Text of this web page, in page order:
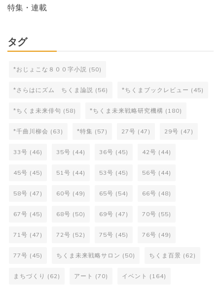
特集・連載
タグ
*おじょこな８００字小説 (50)
*さらはにズム ちくま論説 (56) *ちくまブックレビュー (45)
*ちくま未来俳句 (58) *ちくま未来戦略研究機構 (180)
*千曲川柳会 (63) *特集 (57) 27号 (47) 29号 (47)
33号 (46) 35号 (44) 36号 (45) 42号 (44)
45号 (45) 51号 (44) 53号 (45) 56号 (44)
58号 (47) 60号 (49) 65号 (54) 66号 (48)
67号 (45) 68号 (50) 69号 (47) 70号 (55)
71号 (47) 72号 (52) 75号 (45) 76号 (49)
77号 (45) ちくま未来戦略サロン (50) ちくま百景 (62)
まちづくり (62) アート (70) イベント (164)